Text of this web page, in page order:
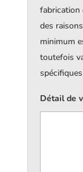
fabrication
des
minimum
toutefois
Détail de